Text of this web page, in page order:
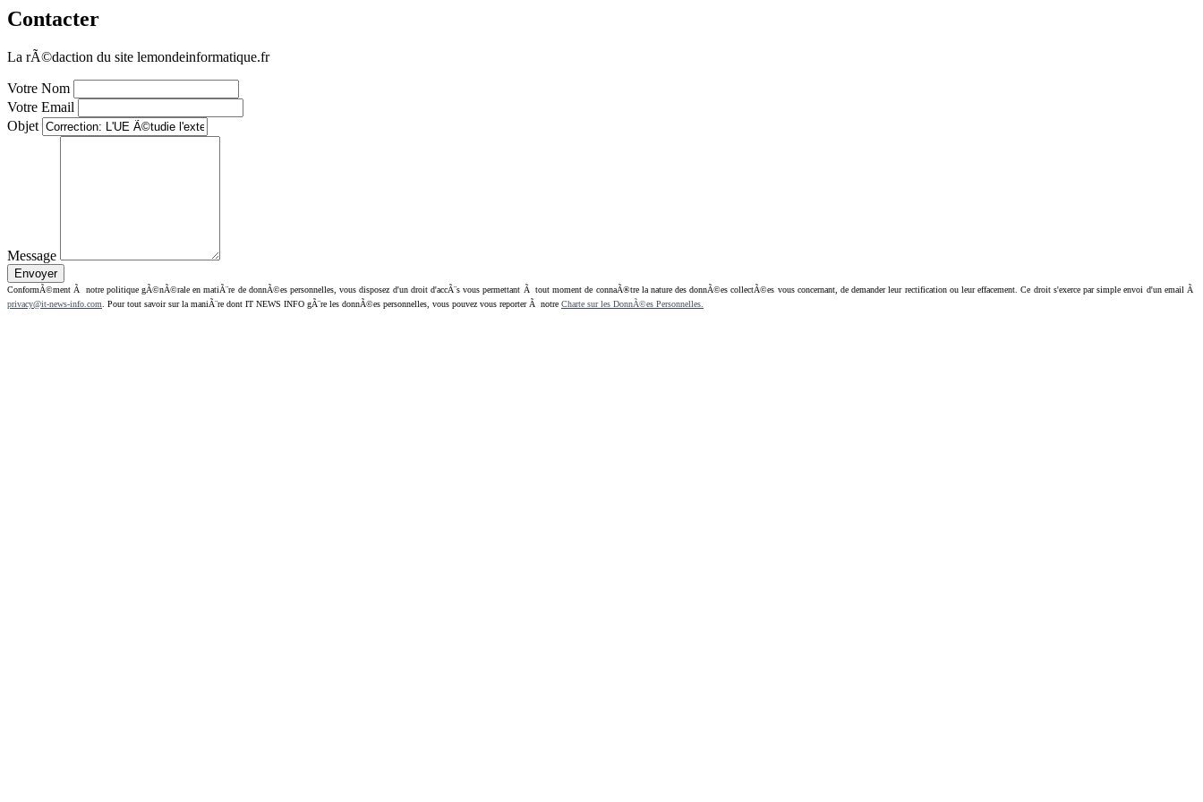
Contacter
La rÃ©daction du site lemondeinformatique.fr
Votre Nom
Votre Email
Objet
Message
ConformÃ©ment Ã notre politique gÃ©nÃ©rale en matiÃ¨re de donnÃ©es personnelles, vous disposez d'un droit d'accÃ¨s vous permettant Ã tout moment de connaÃ®tre la nature des donnÃ©es collectÃ©es vous concernant, de demander leur rectification ou leur effacement. Ce droit s'exerce par simple envoi d'un email Ã
privacy@it-news-info.com . Pour tout savoir sur la maniÃ¨re dont IT NEWS INFO gÃ¨re les donnÃ©es personnelles, vous pouvez vous reporter Ã notre Charte sur les DonnÃ©es Personnelles.